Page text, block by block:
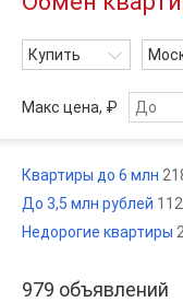
Купить
Макс цена, ₽
Квартиры до 6 млн
До 3,5 млн рублей 112
Недорогие квартиры 2
979 объявлений